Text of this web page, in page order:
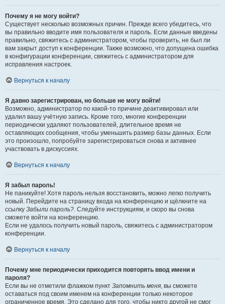
Почему я не могу войти?
Существует несколько возможных причин. Прежде всего убедитесь, что
вы правильно вводите имя пользователя и пароль. Если данные введены
правильно, свяжитесь с администратором, чтобы проверить, не был ли
вам закрыт доступ к конференции. Также возможно, что допущена ошибка
в конфигурации конференции, свяжитесь с администратором для
исправления настроек.
Вернуться к началу
Я давно зарегистрирован, но больше не могу войти!
Возможно, администратор по какой-то причине деактивировал или
удалил вашу учётную запись. Кроме того, многие конференции
периодически удаляют пользователей, длительное время не
оставляющих сообщения, чтобы уменьшить размер базы данных. Если
это произошло, попробуйте зарегистрироваться снова и активнее
участвовать в дискуссиях.
Вернуться к началу
Я забыл пароль!
Не паникуйте! Хотя пароль нельзя восстановить, можно легко получить
новый. Перейдите на страницу входа на конференцию и щёлкните на
ссылку Забыли пароль?. Следуйте инструкциям, и скоро вы снова
сможете войти на конференцию.
Если не удалось получить новый пароль, свяжитесь с администратором
конференции.
Вернуться к началу
Почему мне периодически приходится повторять ввод имени и
пароля?
Если вы не отметили флажком пункт Запомнить меня, вы сможете
оставаться под своим именем на конференции только некоторое
ограниченное время. Это сделано для того, чтобы никто другой не смог